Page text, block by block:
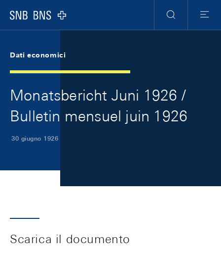
Logo
Ricerca
Menu
Dati economici
Monatsbericht Juni 1926 /
Bulletin mensuel juin 1926
30 giugno 1926
Scarica il documento